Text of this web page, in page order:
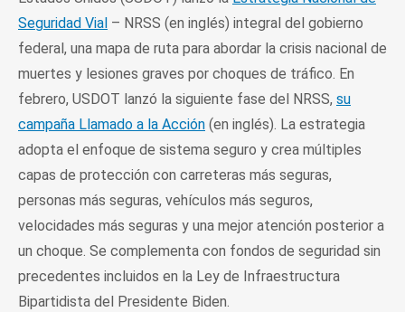
Seguridad Vial – NRSS (en inglés) integral del gobierno
federal, una mapa de ruta para abordar la crisis nacional de
muertes y lesiones graves por choques de tráfico. En
febrero, USDOT lanzó la siguiente fase del NRSS, su
campaña Llamado a la Acción (en inglés). La estrategia
adopta el enfoque de sistema seguro y crea múltiples
capas de protección con carreteras más seguras,
personas más seguras, vehículos más seguros,
velocidades más seguras y una mejor atención posterior a
un choque. Se complementa con fondos de seguridad sin
precedentes incluidos en la Ley de Infraestructura
Bipartidista del Presidente Biden.